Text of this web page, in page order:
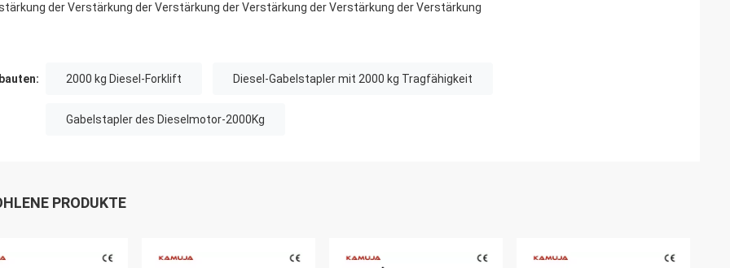
der Verstärkung der Verstärkung der Verstärkung der Verstärkung der Verstärkung
2000 kg Diesel-Forklift Diesel-Gabelstapler mit 2000 kg Tragfähigkeit
Gabelstapler des Dieselmotor-2000Kg
PRODUKTE